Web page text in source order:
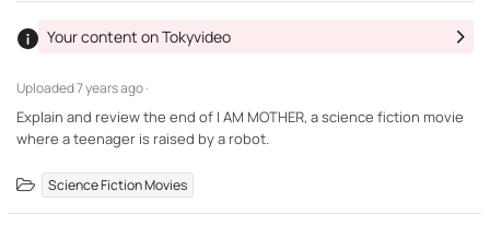
Uploaded7 years ago ·
Your content on Tokyvideo
Explain and review the end of I AM MOTHER, a science fiction movie
where a teenager is raised by a robot.
Science Fiction Movies